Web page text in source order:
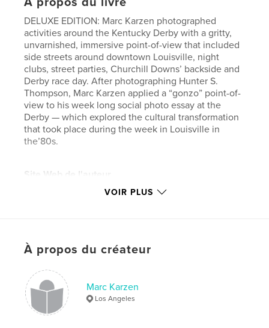
DELUXE EDITION: Marc Karzen photographed
activities around the Kentucky Derby with a gritty,
unvarnished, immersive point-of-view that included
side streets around downtown Louisville, night
clubs, street parties, Churchill Downs’ backside and
Derby race day. After photographing Hunter S.
Thompson, Marc Karzen applied a “gonzo” point-of-
view to his week long social photo essay at the
Derby — which explored the cultural transformation
that took place during the week in Louisville in
the’80s.
Site Web de l'auteur
https://www.karzen.com
Catégorie principale:
Catégories supplémentaires
Format choisi:
# de pages:
112
ISBN
VOIR PLUS
À propos du créateur
Marc Karzen
Los Angeles